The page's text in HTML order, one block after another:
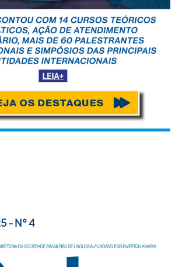
- N° 4